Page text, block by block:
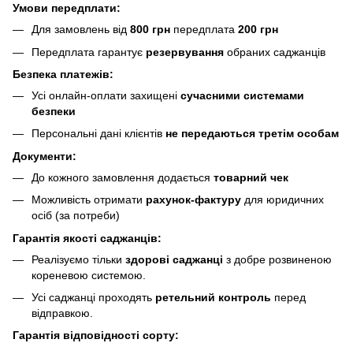
Умови передплати:
Для замовлень від 800 грн передплата 200 грн
Передплата гарантує резервування обраних саджанців
Безпека платежів:
Усі онлайн-оплати захищені сучасними системами
безпеки
Персональні дані клієнтів не передаються третім особам
Документи:
До кожного замовлення додається товарний чек
Можливість отримати рахунок-фактуру для юридичних
осіб (за потреби)
Гарантія якості саджанців:
Реалізуємо тільки здорові саджанці з добре розвиненою
кореневою системою.
Усі саджанці проходять ретельний контроль перед
відправкою.
Гарантія відповідності сорту: